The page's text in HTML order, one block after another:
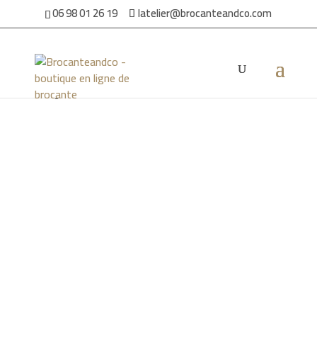
06 98 01 26 19 latelier@brocanteandco.com
Accueil/Par ambiance/
/ Assiettes Digoin
Sarreguemines